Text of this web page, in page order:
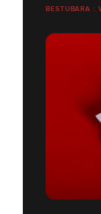
BESTUBARA :